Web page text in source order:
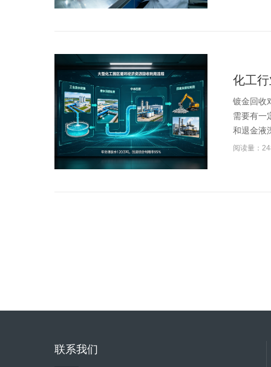
化工
镀金回收
需要有一
和退金液
阅读量：
联系我们